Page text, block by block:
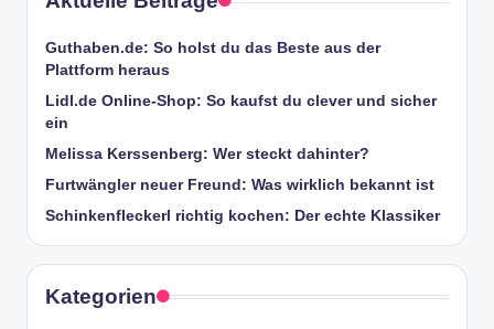
Guthaben.de: So holst du das Beste aus der
Plattform heraus
Lidl.de Online-Shop: So kaufst du clever und sicher
ein
Melissa Kerssenberg: Wer steckt dahinter?
Furtwängler neuer Freund: Was wirklich bekannt ist
Schinkenfleckerl richtig kochen: Der echte Klassiker
Kategorien